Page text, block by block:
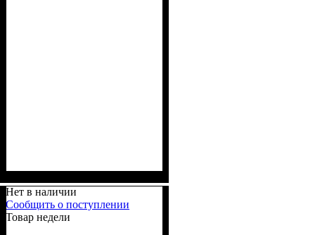
Нет в наличии
Сообщить о поступлении
Товар недели